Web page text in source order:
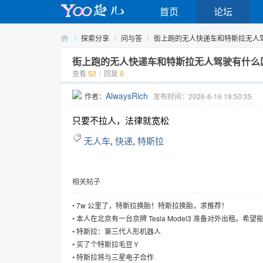
首页 论坛
探索分享 问与答 街上跑的无人快递车和特斯拉无人
街上跑的无人快递车和特斯拉无人驾驶有什么
查看 52 | 回复 0
作者： AlwaysRich 发布时间：2026-6-16 19:50:35
只要不拉人，法律就宽松
无人车, 快递, 特斯拉
相关帖子
•7w 公里了，特斯拉换胎！特斯拉换胎，求推荐！
•本人在北京有一台京牌 Tesla Model3 准备对外出租。希望
格一年 3 万。
•特斯拉：第三代人形机器人
•买了个特斯拉毛豆Ｙ
•特斯拉将与三星电子合作